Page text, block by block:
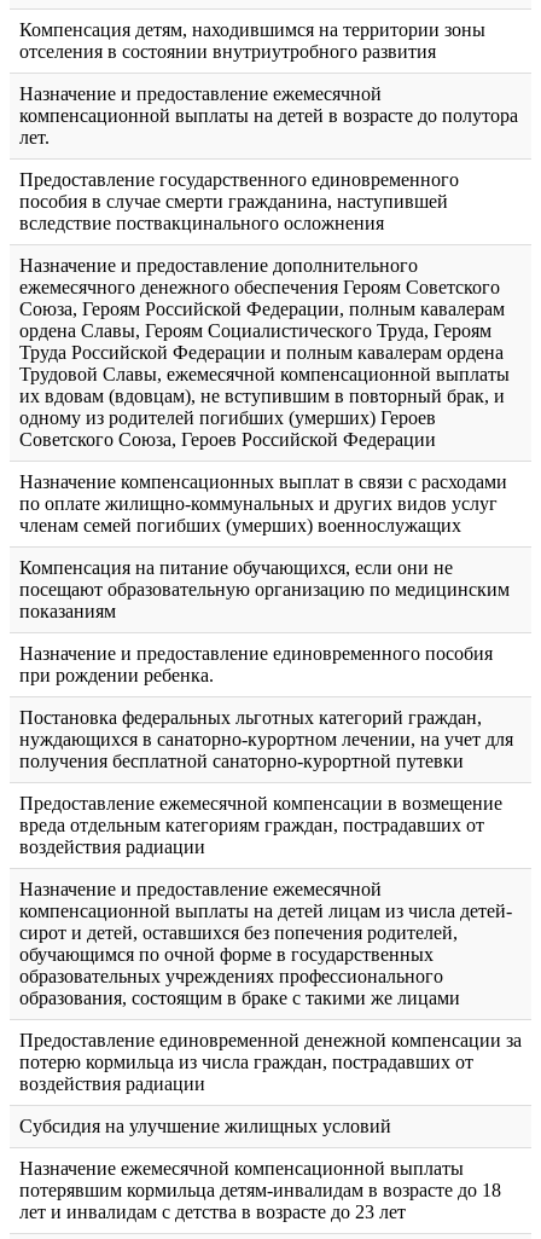
Компенсация детям, находившимся на территории зоны
отселения в состоянии внутриутробного развития
Назначение и предоставление ежемесячной
компенсационной выплаты на детей в возрасте до полутора
лет.
Предоставление государственного единовременного
пособия в случае смерти гражданина, наступившей
вследствие поствакцинального осложнения
Назначение и предоставление дополнительного
ежемесячного денежного обеспечения Героям Советского
Союза, Героям Российской Федерации, полным кавалерам
ордена Славы, Героям Социалистического Труда, Героям
Труда Российской Федерации и полным кавалерам ордена
Трудовой Славы, ежемесячной компенсационной выплаты
их вдовам (вдовцам), не вступившим в повторный брак, и
одному из родителей погибших (умерших) Героев
Советского Союза, Героев Российской Федерации
Назначение компенсационных выплат в связи с расходами
по оплате жилищно-коммунальных и других видов услуг
членам семей погибших (умерших) военнослужащих
Компенсация на питание обучающихся, если они не
посещают образовательную организацию по медицинским
показаниям
Назначение и предоставление единовременного пособия
при рождении ребенка.
Постановка федеральных льготных категорий граждан,
нуждающихся в санаторно-курортном лечении, на учет для
получения бесплатной санаторно-курортной путевки
Предоставление ежемесячной компенсации в возмещение
вреда отдельным категориям граждан, пострадавших от
воздействия радиации
Назначение и предоставление ежемесячной
компенсационной выплаты на детей лицам из числа детей-
сирот и детей, оставшихся без попечения родителей,
обучающимся по очной форме в государственных
образовательных учреждениях профессионального
образования, состоящим в браке с такими же лицами
Предоставление единовременной денежной компенсации за
потерю кормильца из числа граждан, пострадавших от
воздействия радиации
Субсидия на улучшение жилищных условий
Назначение ежемесячной компенсационной выплаты
потерявшим кормильца детям-инвалидам в возрасте до 18
лет и инвалидам с детства в возрасте до 23 лет